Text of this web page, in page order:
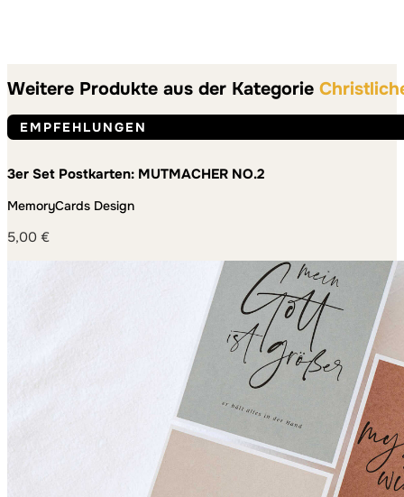
Weitere Produkte aus der Kategorie
EMPFEHLUNGEN
3er Set Postkarten: MUTMACHER NO.2
MemoryCards Design
5,00 €